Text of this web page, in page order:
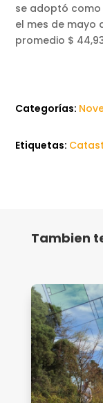
se adoptó
el mes de mayo
promedio $
Categorías:
Etiquetas:
Tambien